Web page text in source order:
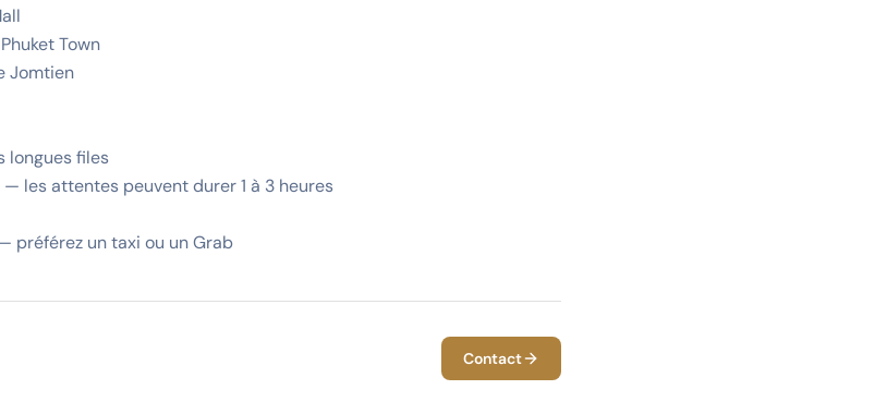
Town
Jomtien
longues files
les attentes peuvent durer 1 à 3 heures
préférez un taxi ou un Grab
Contact